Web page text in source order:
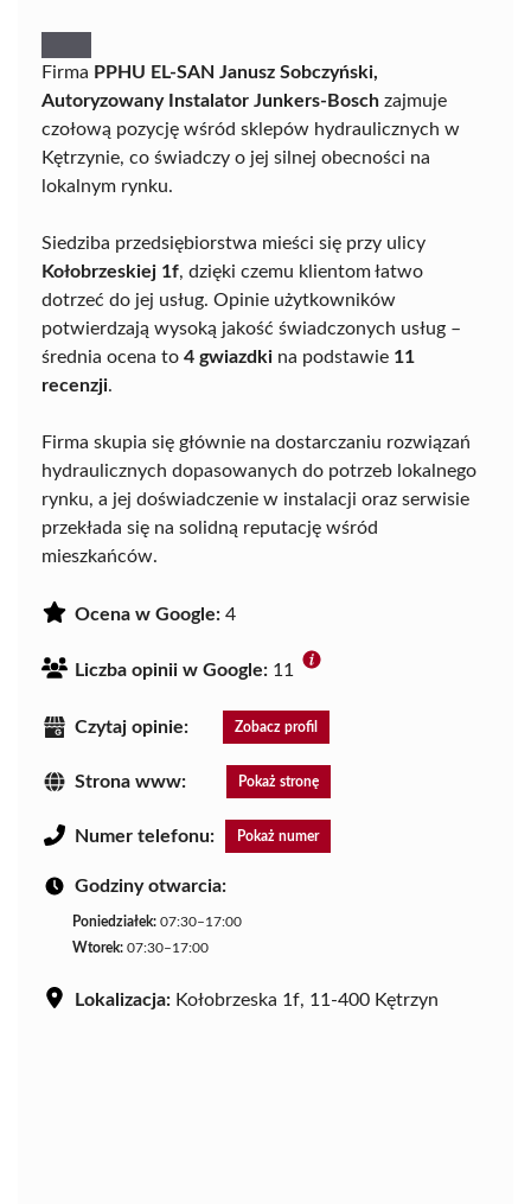
Firma PPHU EL-SAN Janusz Sobczyński,
Autoryzowany Instalator Junkers-Bosch zajmuje
czołową pozycję wśród sklepów hydraulicznych w
Kętrzynie, co świadczy o jej silnej obecności na
lokalnym rynku.
Siedziba przedsiębiorstwa mieści się przy ulicy
Kołobrzeskiej 1f, dzięki czemu klientom łatwo
dotrzeć do jej usług. Opinie użytkowników
potwierdzają wysoką jakość świadczonych usług –
średnia ocena to 4 gwiazdki na podstawie 11
recenzji.
Firma skupia się głównie na dostarczaniu rozwiązań
hydraulicznych dopasowanych do potrzeb lokalnego
rynku, a jej doświadczenie w instalacji oraz serwisie
przekłada się na solidną reputację wśród
mieszkańców.
Ocena w Google: 4
Liczba opinii w Google: 11
Czytaj opinie: Zobacz profil
Strona www: Pokaż stronę
Numer telefonu: Pokaż numer
Godziny otwarcia:
Poniedziałek: 07:30–17:00
Wtorek: 07:30–17:00
Lokalizacja: Kołobrzeska 1f, 11-400 Kętrzyn